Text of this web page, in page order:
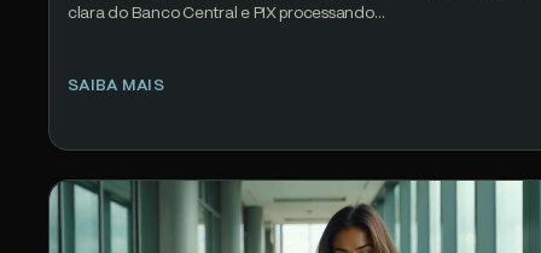
clara do Banco Central e PIX processando…
SAIBA MAIS